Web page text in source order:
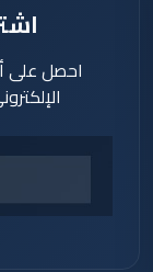
احصل على